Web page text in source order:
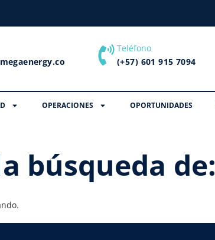
Teléfono
(+57) 601 915 7094
OPERACIONES OPORTUNIDADES
búsqueda de: